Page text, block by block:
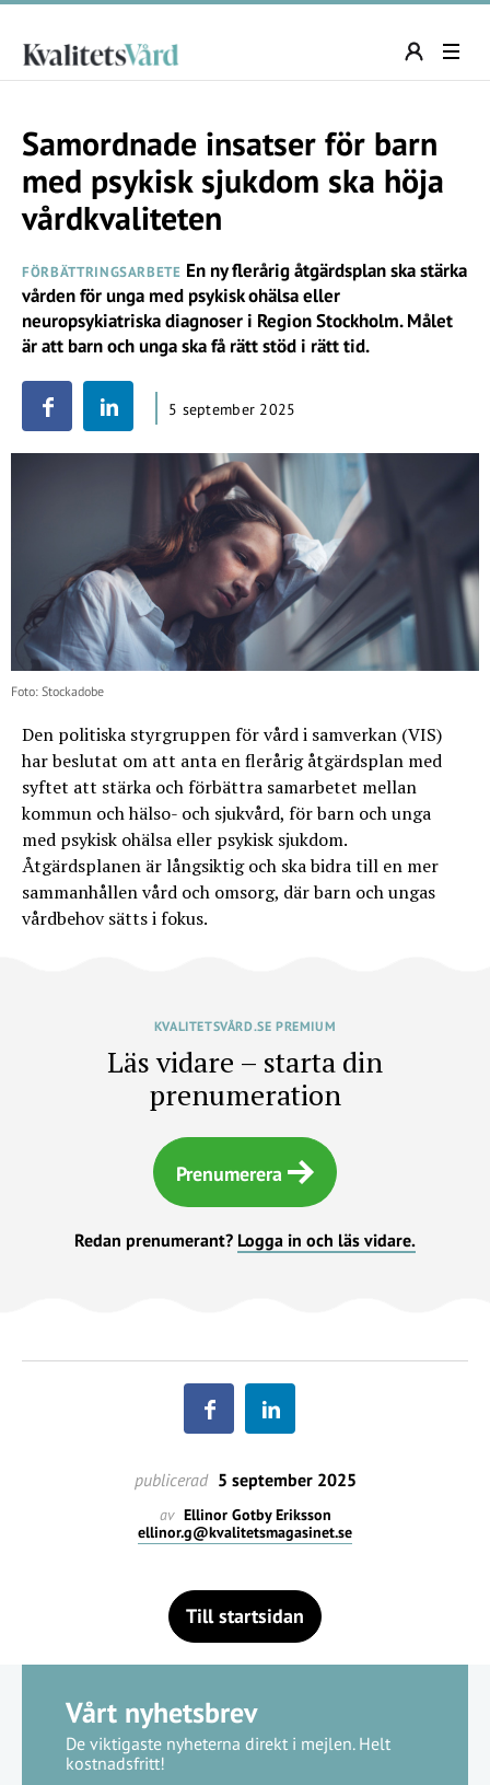
Samordnade insatser för barn
med psykisk sjukdom ska höja
vårdkvaliteten
FÖRBÄTTRINGSARBETE En ny flerårig åtgärdsplan ska stärka
vården för unga med psykisk ohälsa eller
neuropsykiatriska diagnoser i Region Stockholm. Målet
är att barn och unga ska få rätt stöd i rätt tid.
5 september 2025
Foto: Stockadobe
Den politiska styrgruppen för vård i samverkan (VIS)
har beslutat om att anta en flerårig åtgärdsplan med
syftet att stärka och förbättra samarbetet mellan
kommun och hälso- och sjukvård, för barn och unga
med psykisk ohälsa eller psykisk sjukdom.
Åtgärdsplanen är långsiktig och ska bidra till en mer
sammanhållen vård och omsorg, där barn och ungas
vårdbehov sätts i fokus.
KVALITETSVÅRD.SE PREMIUM
Läs vidare – starta din
prenumeration
Prenumerera
Redan prenumerant? Logga in och läs vidare.
publicerad 5 september 2025
av Ellinor Gotby Eriksson
ellinor.g@kvalitetsmagasinet.se
Till startsidan
Vårt nyhetsbrev
De viktigaste nyheterna direkt i mejlen. Helt
kostnadsfritt!